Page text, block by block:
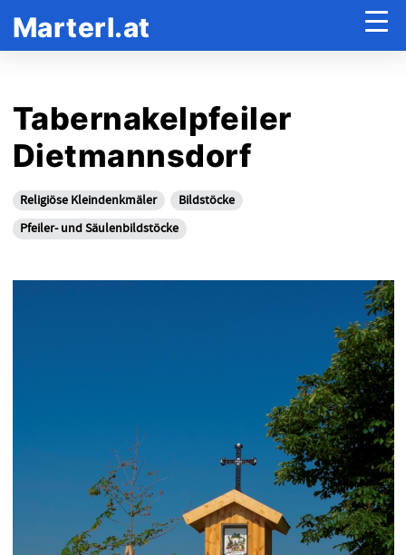
Marterl.at
Tabernakelpfeiler
Dietmannsdorf
Religiöse Kleindenkmäler
Bildstöcke
Pfeiler- und Säulenbildstöcke